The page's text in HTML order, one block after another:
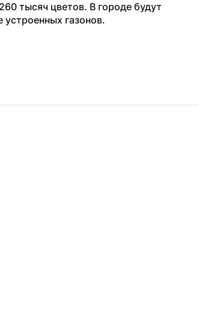
тысяч цветов. В городе будут
газонов.